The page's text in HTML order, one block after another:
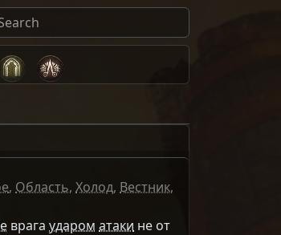
, Область, Холод, Вестник,
врага ударом атаки не от